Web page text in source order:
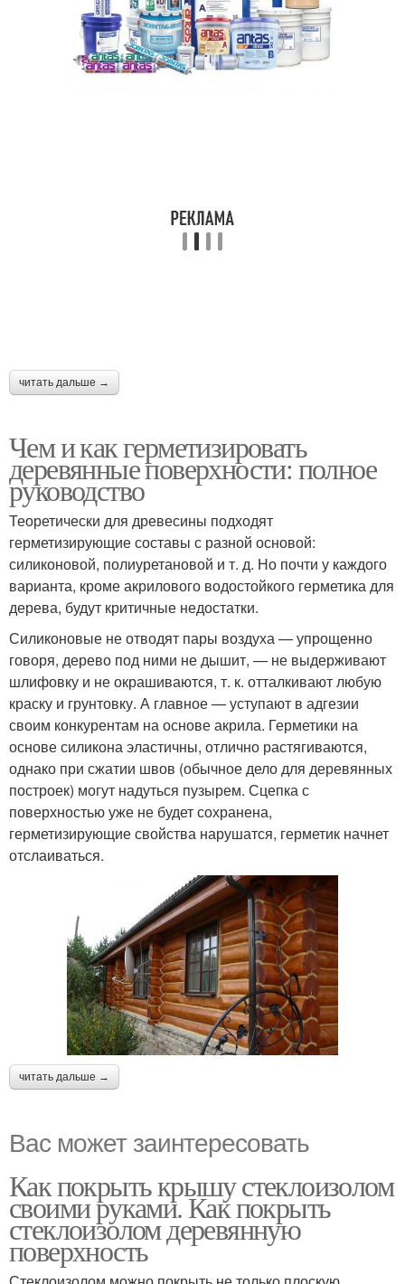
читать дальше →
Чем и как герметизировать
деревянные поверхности: полное
руководство
Теоретически для древесины подходят
герметизирующие составы с разной основой:
силиконовой, полиуретановой и т. д. Но почти у каждого
варианта, кроме акрилового водостойкого герметика для
дерева, будут критичные недостатки.
Силиконовые не отводят пары воздуха — упрощенно
говоря, дерево под ними не дышит, — не выдерживают
шлифовку и не окрашиваются, т. к. отталкивают любую
краску и грунтовку. А главное — уступают в адгезии
своим конкурентам на основе акрила. Герметики на
основе силикона эластичны, отлично растягиваются,
однако при сжатии швов (обычное дело для деревянных
построек) могут надуться пузырем. Сцепка с
поверхностью уже не будет сохранена,
герметизирующие свойства нарушатся, герметик начнет
отслаиваться.
читать дальше →
Вас может заинтересовать
Как покрыть крышу стеклоизолом
своими руками. Как покрыть
стеклоизолом деревянную
поверхность